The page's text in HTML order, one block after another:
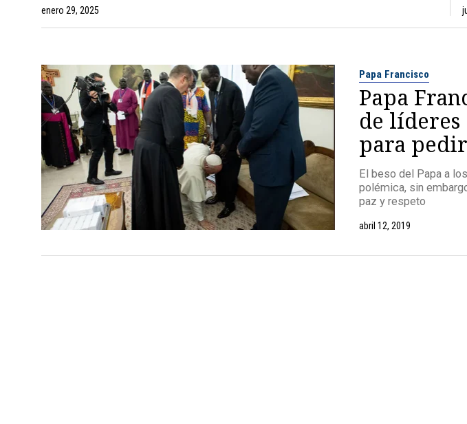
enero 29, 2025
Papa Francisco
Papa
de líderes
para
El beso del Papa a
polémica, sin
paz y respeto
abril 12, 2019